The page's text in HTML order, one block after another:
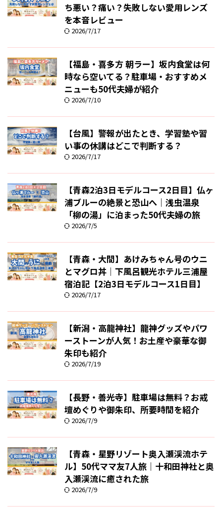
ち悪い？痛い？失敗しない愛用レンズ
を本音レビュー
2026/7/17
【福島・喜多方 朝ラー】坂内食堂は何
時なら空いてる？駐車場・おすすめメ
ニューも50代夫婦が紹介
2026/7/10
【台風】警報が出たとき、学習塾や習
い事の休講はどこで判断する？
2026/7/17
【青森2泊3日モデルコース2日目】仏ヶ
浦ブルーの絶景と恐山へ｜浅虫温泉
「柳の湯」に泊まった50代夫婦の旅
2026/7/5
【青森・大間】あけみちゃん号のウニ
とマグロ丼｜下風呂観光ホテル三浦屋
宿泊記【2泊3日モデルコース1日目】
2026/7/17
【新潟・高龍神社】龍神グッズやパワ
ーストーンが人気！お土産や豪華な御
朱印も紹介
2026/7/19
【長野・善光寺】駐車場は無料？お戒
壇めぐりや御朱印、所要時間を紹介
2026/7/9
【青森・星野リゾート奥入瀬渓流ホテ
ル】50代ママ友7人旅｜十和田神社と奥
入瀬渓流に癒された旅
2026/7/9